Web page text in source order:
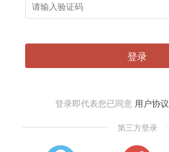
登录
登录即代表您已同意 用户协议
第三方登录